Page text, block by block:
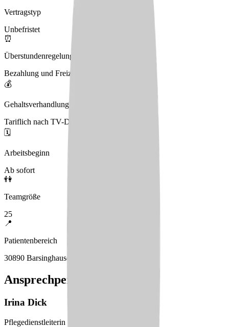
Vertragstyp
Unbefristet
⏰
Überstundenregelung
Bezahlung und Freizeitausgleich
💰
Gehaltsverhandlungen
Tariflich nach TV-DN
🗓️
Arbeitsbeginn
Ab sofort
👫
Teamgröße
25
📍
Patientenbereich
30890 Barsinghausen
Ansprechperson
Irina Dick
Pflegedienstleiterin